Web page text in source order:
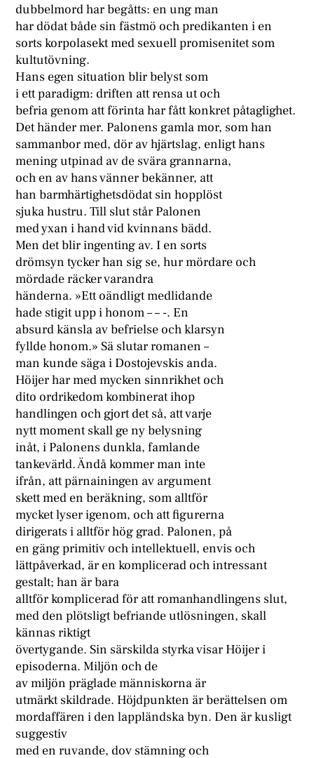
dubbelmord har begåtts: en ung man
har dödat både sin fästmö och predikanten i en
sorts korpolasekt med sexuell promisenitet som
kultutövning.
Hans egen situation blir belyst som
i ett paradigm: driften att rensa ut och
befria genom att förinta har fått konkret påtaglighet.
Det händer mer. Palonens gamla mor, som han
sammanbor med, dör av hjärtslag, enligt hans
mening utpinad av de svära grannarna,
och en av hans vänner bekänner, att
han barmhärtighetsdödat sin hopplöst
sjuka hustru. Till slut står Palonen
med yxan i hand vid kvinnans bädd.
Men det blir ingenting av. I en sorts
drömsyn tycker han sig se, hur mördare och
mördade räcker varandra
händerna. »Ett oändligt medlidande
hade stigit upp i honom – – -. En
absurd känsla av befrielse och klarsyn
fyllde honom.» Sä slutar romanen –
man kunde säga i Dostojevskis anda.
Höijer har med mycken sinnrikhet och
dito ordrikedom kombinerat ihop
handlingen och gjort det så, att varje
nytt moment skall ge ny belysning
inåt, i Palonens dunkla, famlande
tankevärld. Ändå kommer man inte
ifrån, att pärnainingen av argument
skett med en beräkning, som alltför
mycket lyser igenom, och att figurerna
dirigerats i alltför hög grad. Palonen, på
en gäng primitiv och intellektuell, envis och
lättpåverkad, är en komplicerad och intressant
gestalt; han är bara
alltför komplicerad för att romanhandlingens slut,
med den plötsligt befriande utlösningen, skall
kännas riktigt
övertygande. Sin särskilda styrka visar Höijer i
episoderna. Miljön och de
av miljön präglade människorna är
utmärkt skildrade. Höjdpunkten är berättelsen om
mordaffären i den lappländska byn. Den är kusligt
suggestiv
med en ruvande, dov stämning och